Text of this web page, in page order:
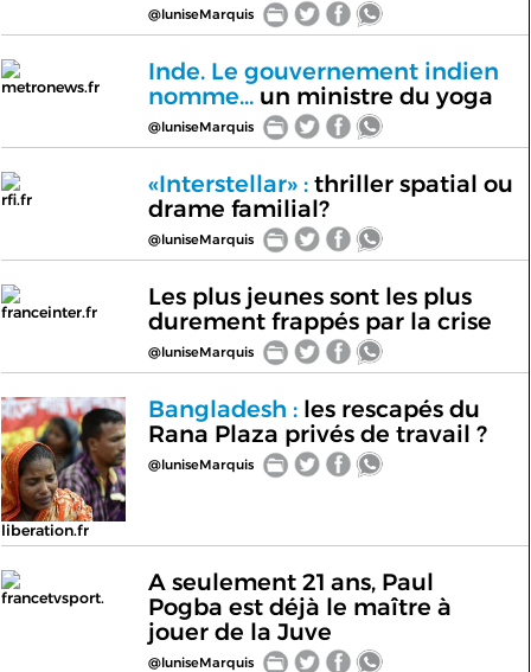
@luniseMarquis
metronews.fr
Inde. Le gouvernement indien
nomme...un ministre du yoga
@luniseMarquis
rfi.fr
«Interstellar» :thriller spatial ou
drame familial?
@luniseMarquis
franceinter.fr
Les plus jeunes sont les plus
durement frappés par la crise
@luniseMarquis
liberation.fr
Bangladesh :les rescapés du
Rana Plaza privés de travail ?
@luniseMarquis
francetvsport.
A seulement 21 ans, Paul
Pogba est déjà le maître à
jouer de la Juve
@luniseMarquis